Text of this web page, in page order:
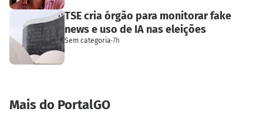
TSE cria órgão para monitorar fake
news e uso de IA nas eleições
Sem categoria·7h
Mais do PortalGO